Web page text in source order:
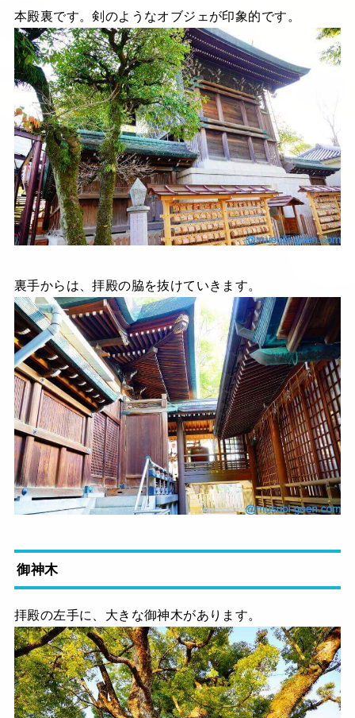
本殿裏です。剣のようなオブジェが印象的です。
裏手からは、拝殿の脇を抜けていきます。
御神木
拝殿の左手に、大きな御神木があります。